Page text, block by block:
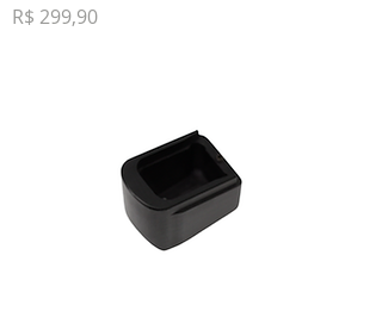
Preço
R$ 299,90